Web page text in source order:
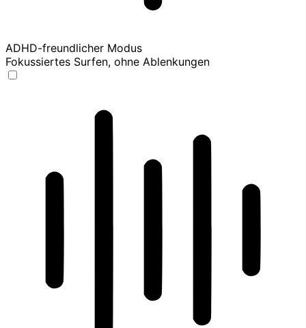
ADHD-freundlicher Modus
Fokussiertes Surfen, ohne Ablenkungen